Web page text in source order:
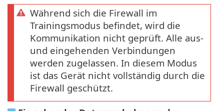
Während sich die Firewall im
Trainingsmodus befindet, wird die
Kommunikation nicht geprüft. Alle aus-
und eingehenden Verbindungen
werden zugelassen. In diesem Modus
ist das Gerät nicht vollständig durch die
Firewall geschützt.